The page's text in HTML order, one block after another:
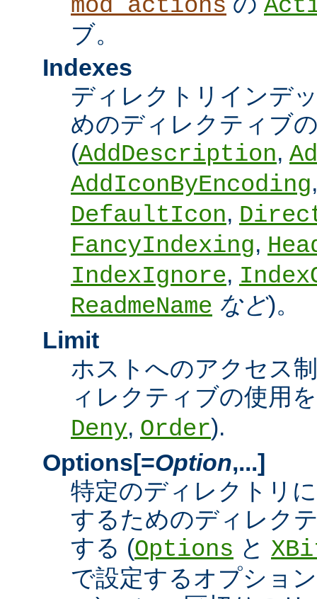
mod_actions
ブ。
Indexes
ディレクトリインデ
めのディレクティブ
(AddDescription,
AddIconByEncoding
DefaultIcon,
FancyIndexing,
IndexIgnore,
ReadmeName など)。
Limit
ホストへのアクセス
ィレクティブの使用
Deny, Order).
Options[=Option,...]
特定のディレクトリ
するためのディレク
する (Options と
で設定するオプショ